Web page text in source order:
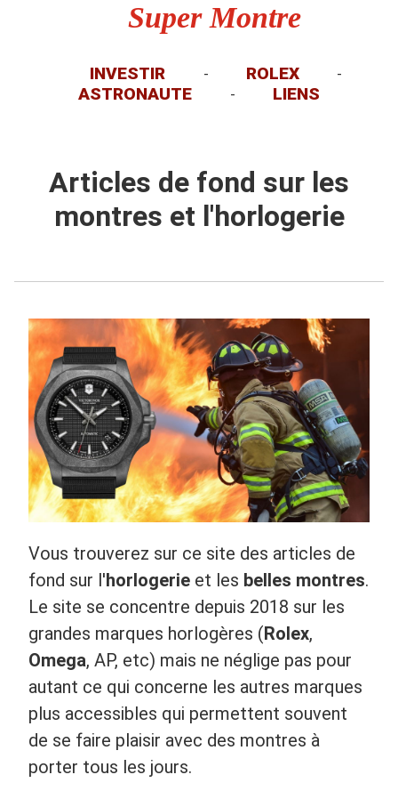
Super Montre
INVESTIR - ROLEX -
ASTRONAUTE - LIENS
Articles de fond sur les
montres et l'horlogerie
Vous trouverez sur ce site des articles de
fond sur l'horlogerie et les belles montres.
Le site se concentre depuis 2018 sur les
grandes marques horlogères (Rolex,
Omega, AP, etc) mais ne néglige pas pour
autant ce qui concerne les autres marques
plus accessibles qui permettent souvent
de se faire plaisir avec des montres à
porter tous les jours.